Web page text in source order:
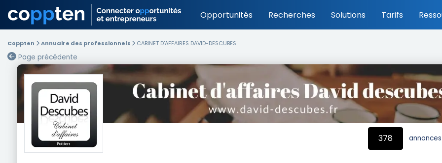
Opportunités Recherches Solutions Tarifs
Coppten Annuaire des professionnels CABINET D'AFFAIRES DAVID-DESCUBES
Page précédente
378